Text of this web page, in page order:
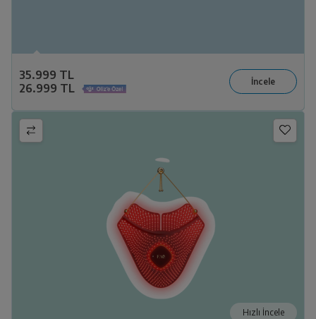
35.999 TL
26.999 TL
Hızlı İncele